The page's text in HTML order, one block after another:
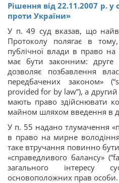
Рішення від 22.11.2007 р.
проти України»
У п. 49 суд вказав, що
Протоколу полягає в
публічної влади в право
має бути законним: друге
дозволяє позбавлення
передбачених законом»
provided for by law”), а
мають право здійснювати
майном шляхом введення в
У п. 55 надано тлумачення
в право на мирне
таке втручання повинно
«справедливого балансу»
загального інтересу
основоположних прав особи.